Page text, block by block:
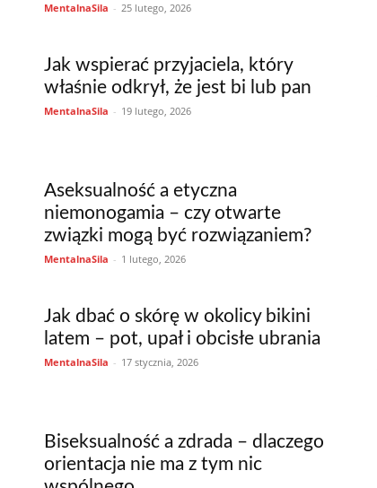
MentalnaSila - 25 lutego, 2026
Jak wspierać przyjaciela, który
właśnie odkrył, że jest bi lub pan
MentalnaSila - 19 lutego, 2026
Aseksualność a etyczna
niemonogamia – czy otwarte
związki mogą być rozwiązaniem?
MentalnaSila - 1 lutego, 2026
Jak dbać o skórę w okolicy bikini
latem – pot, upał i obcisłe ubrania
MentalnaSila - 17 stycznia, 2026
Biseksualność a zdrada – dlaczego
orientacja nie ma z tym nic